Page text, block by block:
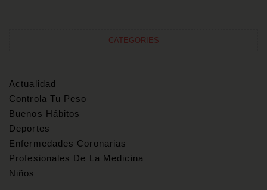
CATEGORIES
Actualidad
Controla Tu Peso
Buenos Hábitos
Deportes
Enfermedades Coronarias
Profesionales De La Medicina
Niños